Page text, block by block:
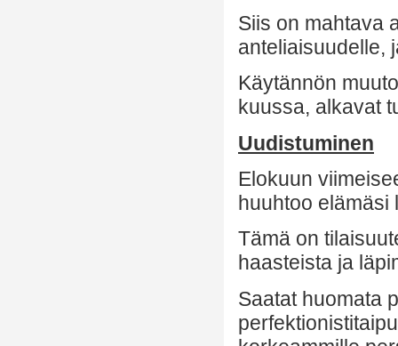
Siis on mahtava
anteliaisuudelle,
Käytännön
kuussa, alkavat
Uudistuminen
Elokuun
huuhtoo elämäsi
Tämä on
haasteista ja
Saatat huomata